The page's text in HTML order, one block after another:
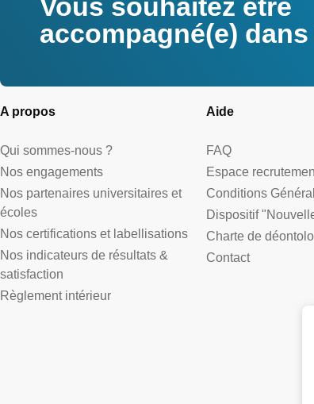
Vous souhaitez être
accompagné(e)
A propos
Qui sommes-nous ?
Nos engagements
Nos partenaires universitaires et
écoles
Nos certifications et labellisations
Nos indicateurs de résultats &
satisfaction
Règlement intérieur
Aide
FAQ
Espace
Conditions
Dispositif
Charte de
Contact